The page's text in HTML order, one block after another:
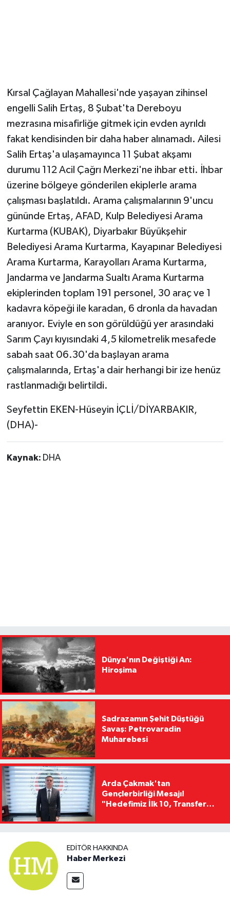
Kırsal Çağlayan Mahallesi'nde yaşayan zihinsel
engelli Salih Ertaş, 8 Şubat'ta Dereboyu
mezrasına misafirliğe gitmek için evden ayrıldı
fakat kendisinden bir daha haber alınamadı. Ailesi
Salih Ertaş'a ulaşamayınca 11 Şubat akşamı
durumu 112 Acil Çağrı Merkezi'ne ihbar etti. İhbar
üzerine bölgeye gönderilen ekiplerle arama
çalışması başlatıldı. Arama çalışmalarının 9'uncu
gününde Ertaş, AFAD, Kulp Belediyesi Arama
Kurtarma (KUBAK), Diyarbakır Büyükşehir
Belediyesi Arama Kurtarma, Kayapınar Belediyesi
Arama Kurtarma, Karayolları Arama Kurtarma,
Jandarma ve Jandarma Sualtı Arama Kurtarma
ekiplerinden toplam 191 personel, 30 araç ve 1
kadavra köpeği ile karadan, 6 dronla da havadan
aranıyor. Eviyle en son görüldüğü yer arasındaki
Sarım Çayı kıyısındaki 4,5 kilometrelik mesafede
sabah saat 06.30'da başlayan arama
çalışmalarında, Ertaş'a dair herhangi bir ize henüz
rastlanmadığı belirtildi.
Seyfettin EKEN-Hüseyin İÇLİ/DİYARBAKIR,
(DHA)-
Kaynak: DHA
Dünya'nın Değiştiği An:
Hiroşima
Sadrazamın Şehit Düştüğü
Savaş: Petrovaradin
Muharebesi
Arda Çakmak'tan
Gençlerbirliği Mesajı!
"Hedefimiz İlk 10, Transfer
Kaldıracağız"
EDITÖR HAKKINDA
Haber Merkezi